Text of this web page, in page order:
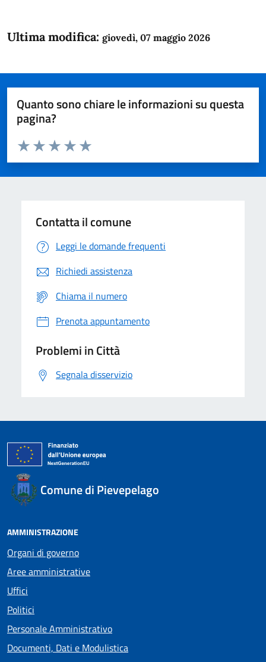
Ultima modifica: giovedì, 07 maggio 2026
Quanto sono chiare le informazioni su questa
pagina?
Domanda
Valuta da 1 a 5 stelle la pagina
Valuta 5 stelle su 5
Valuta 4 stelle su 5
Valuta 3 stelle su 5
Valuta 2 stelle su 5
Valuta 1 stelle su 5
Contatta il comune
Leggi le domande frequenti
Richiedi assistenza
Chiama il numero
Prenota appuntamento
Problemi in Città
Segnala disservizio
Comune di Pievepelago
AMMINISTRAZIONE
Organi di governo
Aree amministrative
Uffici
Politici
Personale Amministrativo
Documenti, Dati e Modulistica